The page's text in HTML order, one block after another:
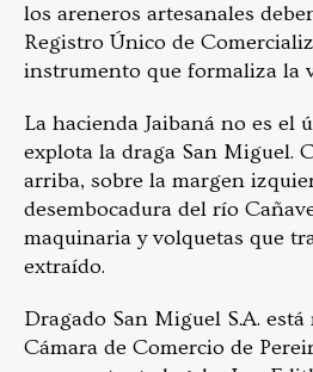
los areneros artesanales
Registro Único de
instrumento que formaliza la
La hacienda Jaibaná no es el
explota la draga San Miguel.
arriba, sobre la margen
desembocadura del río
maquinaria y volquetas que
extraído.
Dragado San Miguel S.A.
Cámara de Comercio de